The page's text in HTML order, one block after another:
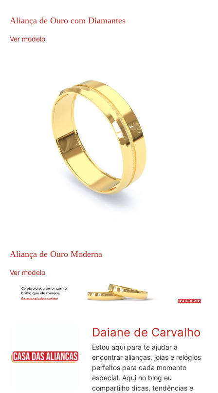
Aliança de Ouro com Diamantes
Ver modelo
Aliança de Ouro Moderna
Ver modelo
Daiane de Carvalho
Estou aqui para te ajudar a
encontrar alianças, joias e relógios
perfeitos para cada momento
especial. Aqui no blog eu
compartilho dicas, tendências e